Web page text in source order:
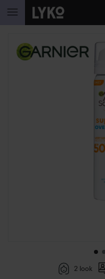
GÅ TIL INDHOLD
SPRING OVER
2 look